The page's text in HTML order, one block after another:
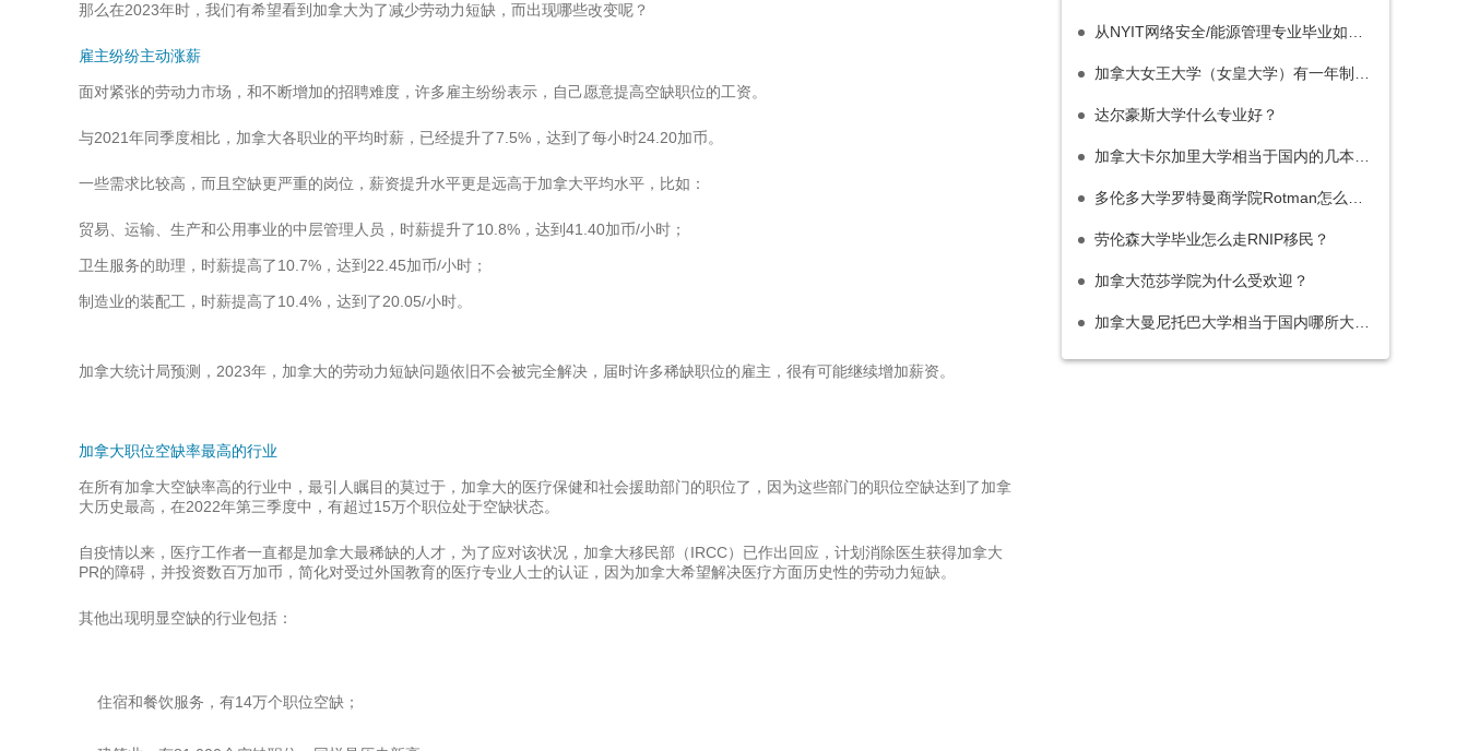
那么在2023年时，我们有希望看到加拿大为了减少劳动力短缺，而出现哪些改变呢？
雇主纷纷主动涨薪
面对紧张的劳动力市场，和不断增加的招聘难度，许多雇主纷纷表示，自己愿意提高空缺职位的工资。
与2021年同季度相比，加拿大各职业的平均时薪，已经提升了7.5%，达到了每小时24.20加币。
一些需求比较高，而且空缺更严重的岗位，薪资提升水平更是远高于加拿大平均水平，比如：
贸易、运输、生产和公用事业的中层管理人员，时薪提升了10.8%，达到41.40加币/小时；
卫生服务的助理，时薪提高了10.7%，达到22.45加币/小时；
制造业的装配工，时薪提高了10.4%， 达到 了20.05/小时。
加拿大统计局预测，2023年，加拿大的劳动力短缺问题依旧不会被完全解决，届时许多稀缺职位的雇主，很有可能继续增加薪资。
加拿大职位空缺率最高的行业
在所有加拿大空缺率高的行业中，最引人瞩目的莫过于，加拿大的医疗保健和社会援助部门的职位了，因为这些部门的职位空缺达到了加拿
大历史最高，在2022年第三季度中，有超过15万个职位处于空缺状态。
自疫情以来，医疗工作者一直都是加拿大最稀缺的人才，为了应对该状况，加拿大移民部（IRCC）已作出回应，计划消除医生获得加拿大
PR的障碍，并投资数百万加币，简化对受过外国教育的医疗专业人士的认证，因为加拿大希望解决医疗方面历史性的劳动力短缺。
其他出现明显空缺的行业包括：
住宿和餐饮服务，有14万个职位空缺；
达尔豪斯大学什么专业好？
劳伦森大学毕业怎么走RNIP移民？
加拿大范莎学院为什么受欢迎？